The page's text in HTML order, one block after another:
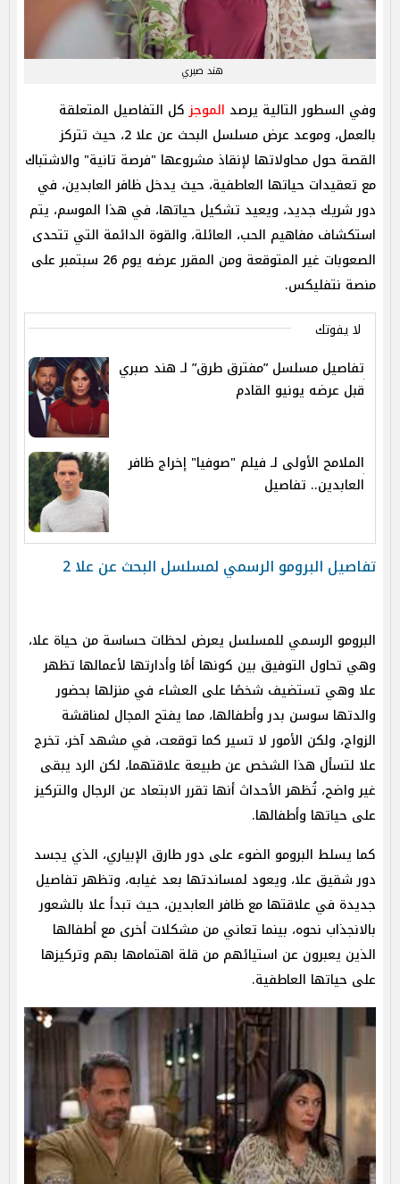
هند صبري
وفي السطور التالية يرصد الموجزكل التفاصيل المتعلقة
بالعمل، وموعد عرض مسلسل البحث عن علا 2، حيث تتركز
القصة حول محاولاتها لإنقاذ مشروعها "فرصة تانية" والاشتباك
مع تعقيدات حياتها العاطفية، حيث يدخل ظافر العابدين، في
دور شريك جديد، ويعيد تشكيل حياتها، في هذا الموسم، يتم
استكشاف مفاهيم الحب، العائلة، والقوة الدائمة التي تتحدى
الصعوبات غير المتوقعة ومن المقرر عرضه يوم 26 سبتمبر على
منصة نتفليكس.
لا يفوتك
تفاصيل مسلسل ”مفترق طرق” لـ هند صبري
قبل عرضه يونيو القادم
الملامح الأولى لـ فيلم "صوفيا" إخراج ظافر
العابدين.. تفاصيل
تفاصيل البرومو الرسمي لمسلسل البحث عن علا 2
البرومو الرسمي للمسلسل يعرض لحظات حساسة من حياة علا،
وهي تحاول التوفيق بين كونها أمًا وأدارتها لأعمالها تظهر
علا وهي تستضيف شخصًا على العشاء في منزلها بحضور
والدتها سوسن بدر وأطفالها، مما يفتح المجال لمناقشة
الزواج، ولكن الأمور لا تسير كما توقعت، في مشهد آخر، تخرج
علا لتسأل هذا الشخص عن طبيعة علاقتهما، لكن الرد يبقى
غير واضح، تُظهر الأحداث أنها تقرر الابتعاد عن الرجال والتركيز
على حياتها وأطفالها.
كما يسلط البرومو الضوء على دور طارق الإبياري، الذي يجسد
دور شقيق علا، ويعود لمساندتها بعد غيابه، وتظهر تفاصيل
جديدة في علاقتها مع ظافر العابدين، حيث تبدأ علا بالشعور
بالانجذاب نحوه، بينما تعاني من مشكلات أخرى مع أطفالها
الذين يعبرون عن استيائهم من قلة اهتمامها بهم وتركيزها
على حياتها العاطفية.